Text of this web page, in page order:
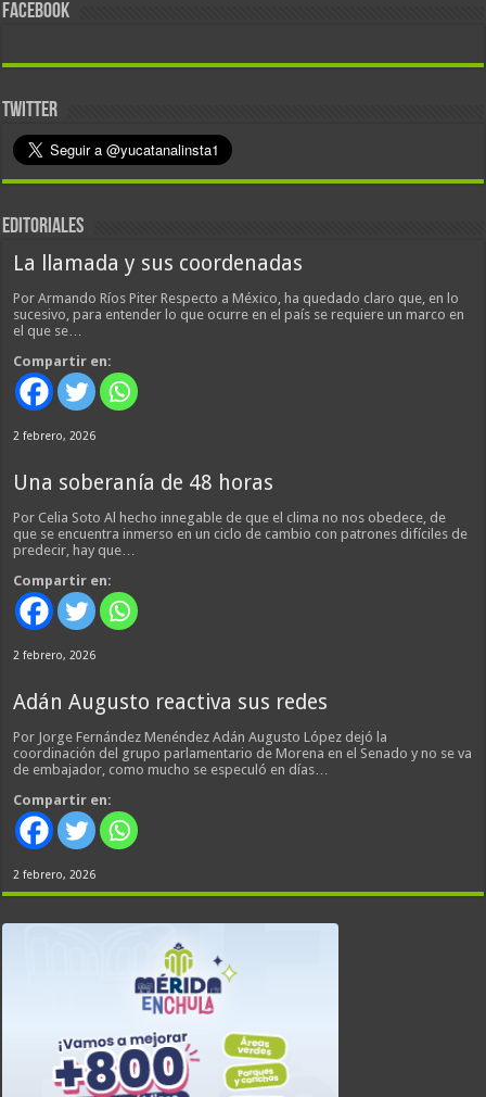
FACEBOOK
TWITTER
EDITORIALES
La llamada y sus coordenadas
Por Armando Ríos Piter Respecto a México, ha quedado claro que, en lo
sucesivo, para entender lo que ocurre en el país se requiere un marco en
el que se…
Compartir en:
2 febrero, 2026
Una soberanía de 48 horas
Por Celia Soto Al hecho innegable de que el clima no nos obedece, de
que se encuentra inmerso en un ciclo de cambio con patrones difíciles de
predecir, hay que…
Compartir en:
2 febrero, 2026
Adán Augusto reactiva sus redes
Por Jorge Fernández Menéndez Adán Augusto López dejó la
coordinación del grupo parlamentario de Morena en el Senado y no se va
de embajador, como mucho se especuló en días…
Compartir en:
2 febrero, 2026